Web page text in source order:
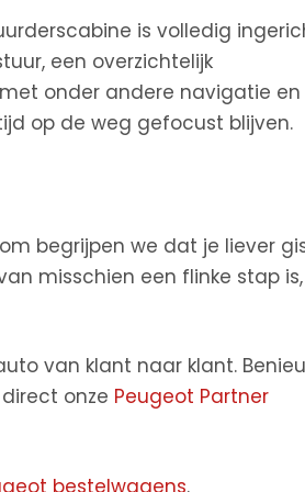
is volledig
een overzichtelijk
onder andere navigatie en
op de weg gefocust blijven.
begrijpen we dat je liever
misschien een flinke stap is,
van klant naar klant.
onze Peugeot Partner
bestelwagens.